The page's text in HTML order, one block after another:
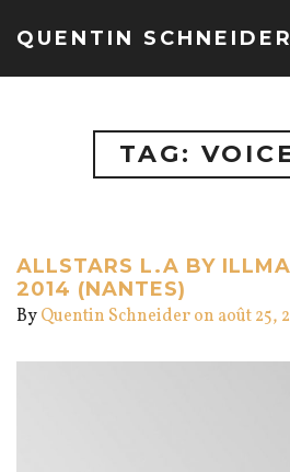
QUENTIN SCHNEIDER
TAG:
ALLSTARS L.A BY
2014 (NANTES)
ByQuentin Schneideron août 25,